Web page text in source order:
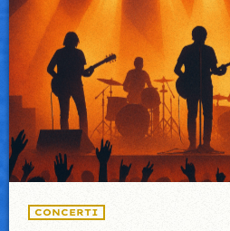
CONCERTI